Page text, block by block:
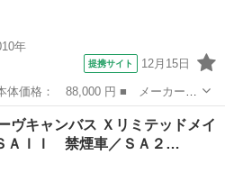
年
提携サイト 12月15日
セ ■ グレード名： Ｘ タイミ
フロアシフト 衝突安全ボディ
ヴキャンバス Ｘリミテッドメイ
ＡＩＩ 禁煙車／ＳＡ２…